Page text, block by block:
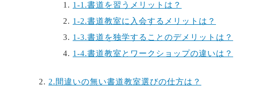
1-1.書道を習うメリットは？
1-2.書道教室に入会するメリットは？
1-3.書道を独学することのデメリットは？
1-4.書道教室とワークショップの違いは？
2. 間違いの無い書道教室選びの仕方は？